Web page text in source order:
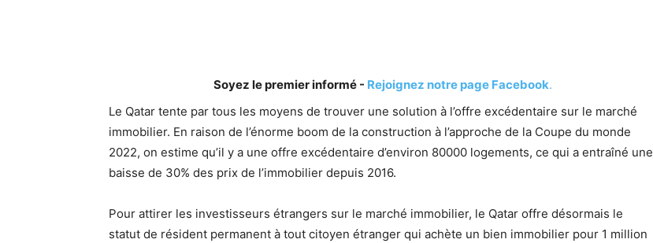
Soyez le premier informé - Rejoignez notre page Facebook.
Le Qatar tente par tous les moyens de trouver une solution à l’offre excédentaire sur le marché
immobilier. En raison de l’énorme boom de la construction à l’approche de la Coupe du monde
2022, on estime qu’il y a une offre excédentaire d’environ 80000 logements, ce qui a entraîné une
baisse de 30% des prix de l’immobilier depuis 2016.
Pour attirer les investisseurs étrangers sur le marché immobilier, le Qatar offre désormais le
statut de résident permanent à tout citoyen étranger qui achète un bien immobilier pour 1 million